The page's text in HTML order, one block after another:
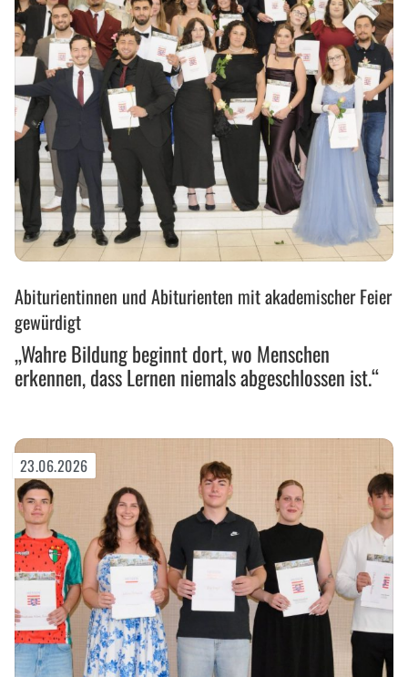
Bildung
beginnt
dort,
wo
Menschen
Lernen
niemals
abgeschlossen
ist.“
Abiturientinnen und Abiturienten mit akademischer Feier
gewürdigt
„Wahre Bildung beginnt dort, wo Menschen
erkennen, dass Lernen niemals abgeschlossen ist.“
23.06.2026